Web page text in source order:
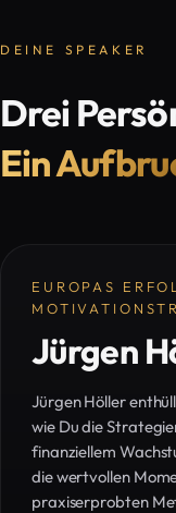
DEINE SPEAKER
Drei
Ein
EUROPAS
Jürgen
Jürgen Höller
wie Du die
finanziellem
die wertvollen
praxiserprobten